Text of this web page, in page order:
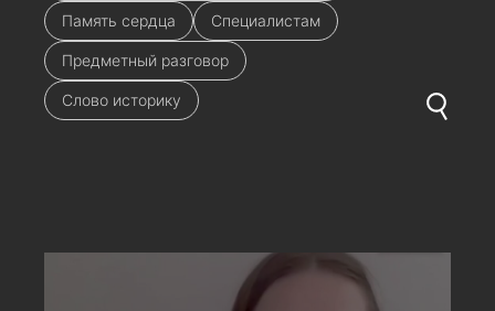
Память сердца Специалистам
Предметный разговор
Слово историку